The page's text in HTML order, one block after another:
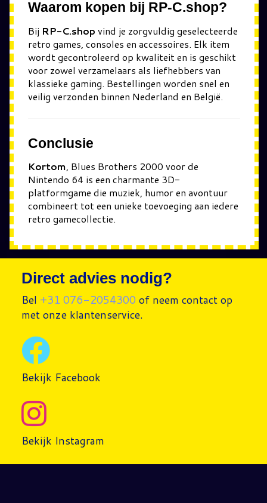
Waarom kopen bij RP-C.shop?
Bij RP-C.shop vind je zorgvuldig geselecteerde
retro games, consoles en accessoires. Elk item
wordt gecontroleerd op kwaliteit en is geschikt
voor zowel verzamelaars als liefhebbers van
klassieke gaming. Bestellingen worden snel en
veilig verzonden binnen Nederland en België.
Conclusie
Kortom, Blues Brothers 2000 voor de
Nintendo 64 is een charmante 3D-
platformgame die muziek, humor en avontuur
combineert tot een unieke toevoeging aan iedere
retro gamecollectie.
Direct advies nodig?
Bel +31 076-2054300 of neem contact op
met onze klantenservice.
Bekijk Facebook
Bekijk Instagram